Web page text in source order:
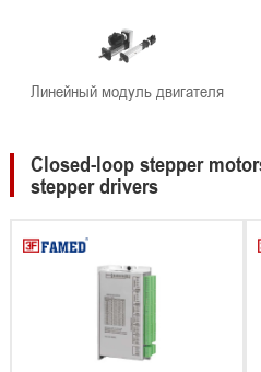
Линейный модуль двигателя
Closed-loop stepper
stepper drivers